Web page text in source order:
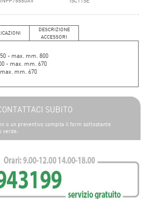
DESCRIZIONE
ACCESSORI
- max. mm.800
- max. mm.670
mm.670
SUBITO
o un preventivo compila il form sottostante
verde: